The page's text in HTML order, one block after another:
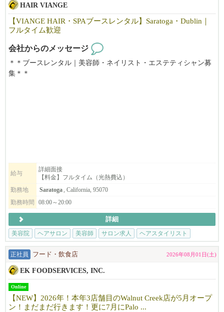
HAIR VIANGE
【VIANGE HAIR・SPAブースレンタル】Saratoga・Dublin｜
フルタイム歓迎
会社からのメッセージ
＊＊ブースレンタル｜美容師・ネイリスト・エステティシャン募
集＊＊
スパルーム：月＄1300
☆Dublin
ヘアブース：月$900
スパルーム：月＄900
【サロンについて】
カリフォルニアで10年以上地元のお客様に愛されているJapanese h
「日本の技術で満足してもらいたい！」そんな思いで一人一人の
明るく、フレンドリーな雰囲気で、溶け込みやすい環境です。仕
事も親切・丁寧に教えますので安心して働けます。
まずはお気軽にfostercity@viangehair.comへご連絡下さい。ご応募
お待ちしております。
給与
詳細面接
【料金】フルタイム（光熱費込）
勤務地
Saratoga, California, 95070
勤務時間
08:00～20:00
詳細
美容院
ヘアサロン 美容師 サロン求人 ヘアスタイリスト
正社員 フード・飲食店 2026年08月01日(土)
EK FOODSERVICES, INC.
Online
【NEW】2026年！本年3店舗目のWalnut Creek店が5月オープ
ン！まだまだ行きます！更に7月にPalo ...